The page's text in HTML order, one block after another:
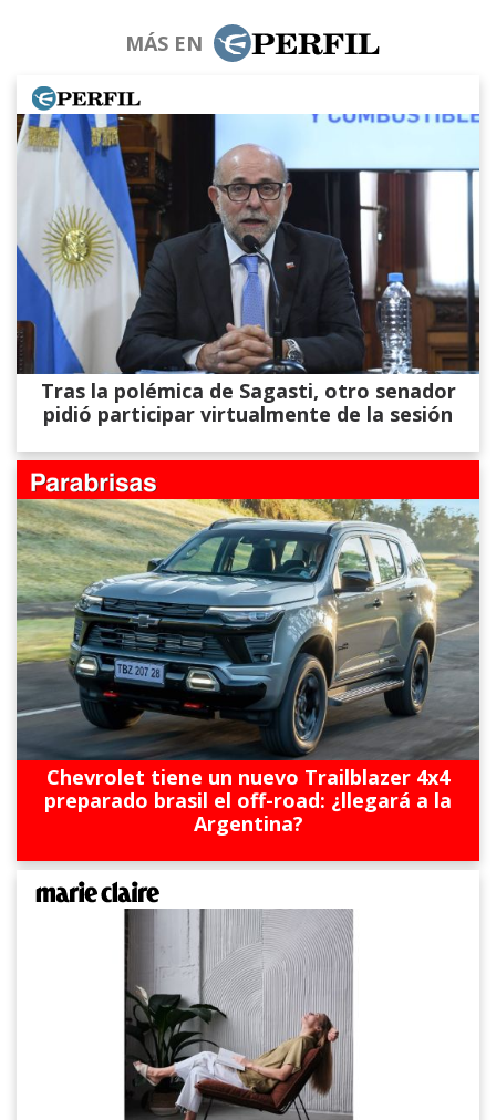
MÁS EN
Tras la polémica de Sagasti, otro senador
pidió participar virtualmente de la sesión
Chevrolet tiene un nuevo Trailblazer 4x4
preparado brasil el off-road: ¿llegará a la
Argentina?